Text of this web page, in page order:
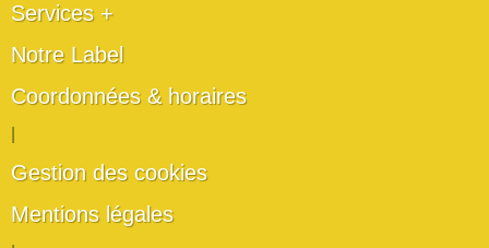
Services +
Notre Label
Coordonnées & horaires
Gestion des cookies
Mentions légales